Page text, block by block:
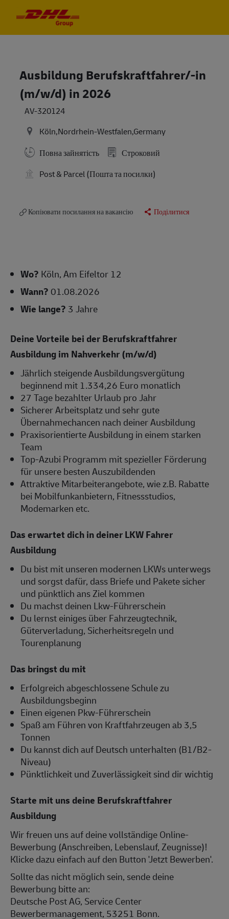
Ausbildung Berufskraftfahrer/-in
(m/w/d) in 2026
AV-320124
Köln,Nordrhein-Westfalen,Germany
Повна зайнятість
Строковий
Post & Parcel (Пошта та посилки)
Копіювати посилання на вакансію Поділитися
Wo? Köln, Am Eifeltor 12
Wann? 01.08.2026
Wie lange? 3 Jahre
Deine Vorteile bei der Berufskraftfahrer
Ausbildung im Nahverkehr (m/w/d)
Jährlich steigende Ausbildungsvergütung
beginnend mit 1.334,26 Euro monatlich
27 Tage bezahlter Urlaub pro Jahr
Sicherer Arbeitsplatz und sehr gute
Übernahmechancen nach deiner Ausbildung
Praxisorientierte Ausbildung in einem starken
Team
Top-Azubi Programm mit spezieller Förderung
für unsere besten Auszubildenden
Attraktive Mitarbeiterangebote, wie z.B. Rabatte
bei Mobilfunkanbietern, Fitnessstudios,
Modemarken etc.
Das erwartet dich in deiner LKW Fahrer
Ausbildung
Du bist mit unseren modernen LKWs unterwegs
und sorgst dafür, dass Briefe und Pakete sicher
und pünktlich ans Ziel kommen
Du machst deinen Lkw-Führerschein
Du lernst einiges über Fahrzeugtechnik,
Güterverladung, Sicherheitsregeln und
Tourenplanung
Das bringst du mit
Erfolgreich abgeschlossene Schule zu
Ausbildungsbeginn
Einen eigenen Pkw-Führerschein
Spaß am Führen von Kraftfahrzeugen ab 3,5
Tonnen
Du kannst dich auf Deutsch unterhalten (B1/B2-
Niveau)
Pünktlichkeit und Zuverlässigkeit sind dir wichtig
Starte mit uns deine Berufskraftfahrer
Ausbildung
Wir freuen uns auf deine vollständige Online-
Bewerbung (Anschreiben, Lebenslauf, Zeugnisse)!
Klicke dazu einfach auf den Button 'Jetzt Bewerben'.
Sollte das nicht möglich sein, sende deine
Bewerbung bitte an:
Deutsche Post AG, Service Center
Bewerbermanagement, 53251 Bonn.